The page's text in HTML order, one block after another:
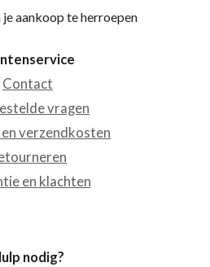
aankoop te herroepen
Contact
vragen
verzendkosten
en klachten
nodig?